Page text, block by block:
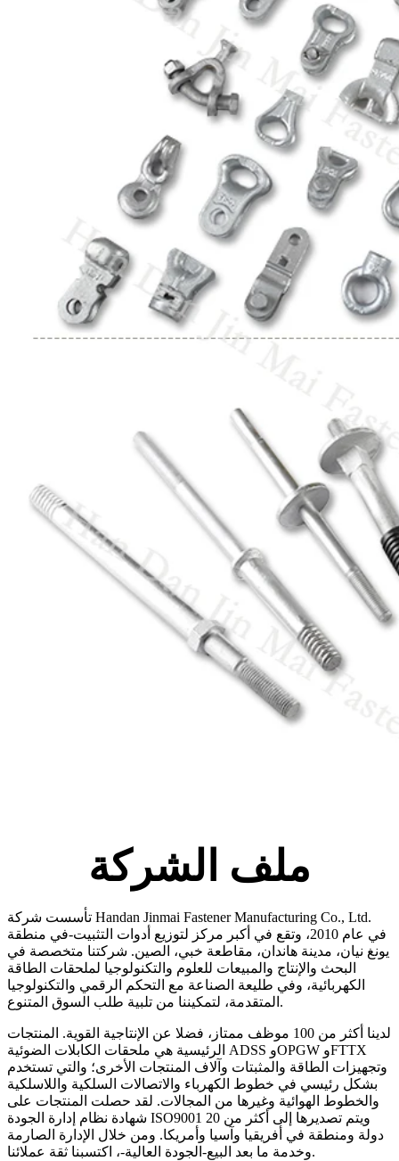
ملف الشركة
تأسست شركة Handan Jinmai Fastener Manufacturing Co., Ltd.
في عام 2010، وتقع في أكبر مركز لتوزيع أدوات التثبيت-في منطقة
يونغ نيان، مدينة هاندان، مقاطعة خبي، الصين. شركتنا متخصصة في
البحث والإنتاج والمبيعات للعلوم والتكنولوجيا لملحقات الطاقة
الكهربائية، وفي طليعة الصناعة مع التحكم الرقمي والتكنولوجيا
المتقدمة، لتمكيننا من تلبية طلب السوق المتنوع.
لدينا أكثر من 100 موظف ممتاز، فضلا عن الإنتاجية القوية. المنتجات
الرئيسية هي ملحقات الكابلات الضوئية ADSS وOPGW وFTTX
وتجهيزات الطاقة والمثبتات وآلاف المنتجات الأخرى؛ والتي تستخدم
بشكل رئيسي في خطوط الكهرباء والاتصالات السلكية واللاسلكية
والخطوط الهوائية وغيرها من المجالات. لقد حصلت المنتجات على
شهادة نظام إدارة الجودة ISO9001 ويتم تصديرها إلى أكثر من 20
دولة ومنطقة في أفريقيا وآسيا وأمريكا. ومن خلال الإدارة الصارمة
وخدمة ما بعد البيع-الجودة العالية-، اكتسبنا ثقة عملائنا.